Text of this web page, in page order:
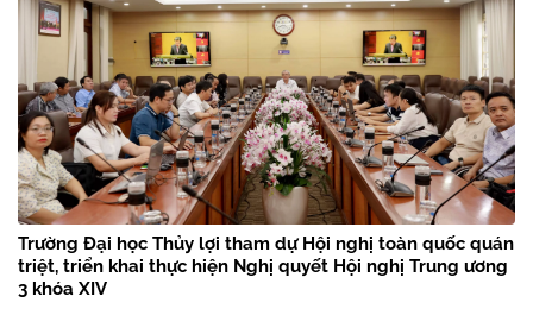
Trường Đại học Thủy lợi tham dự Hội nghị toàn quốc quán
triệt, triển khai thực hiện Nghị quyết Hội nghị Trung ương
3 khóa XIV